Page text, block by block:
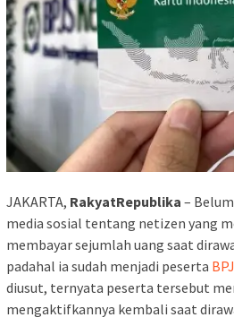
JAKARTA, RakyatRepublika –
media sosial tentang netizen yang
membayar sejumlah uang saat
padahal ia sudah menjadi peserta
diusut, ternyata peserta tersebut
mengaktifkannya kembali saat